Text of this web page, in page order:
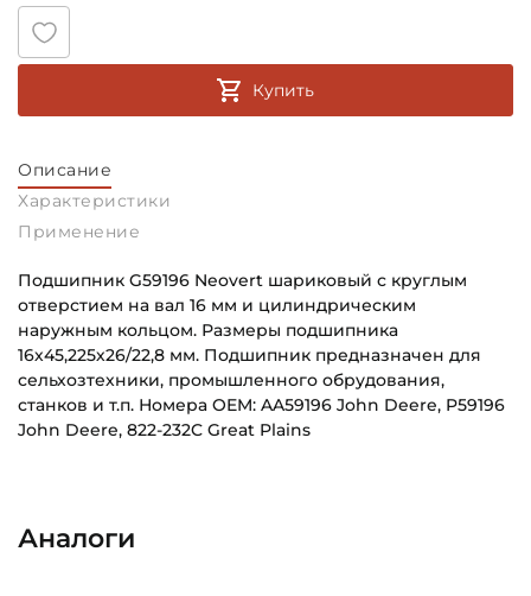
Купить
Описание
Характеристики
Применение
Подшипник G59196 Neovert шариковый с круглым
отверстием на вал 16 мм и цилиндрическим
наружным кольцом. Размеры подшипника
16х45,225х26/22,8 мм. Подшипник предназначен для
сельхозтехники, промышленного обрудования,
станков и т.п. Номера OEM: AA59196 John Deere, P59196
John Deere, 822-232C Great Plains
Наружный диаметр (D):
Категория:
Аналоги